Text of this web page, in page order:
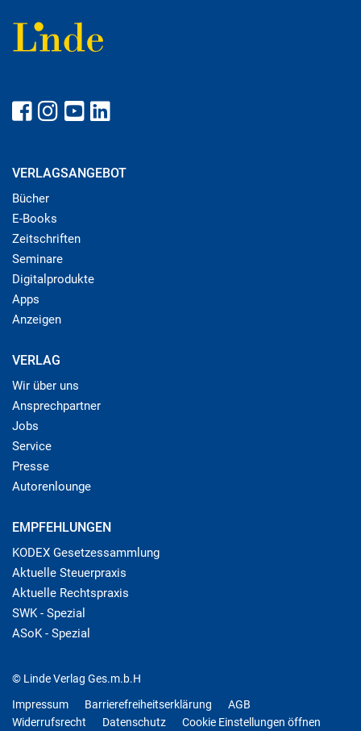
VERLAGSANGEBOT
Bücher
E-Books
Zeitschriften
Seminare
Digitalprodukte
Apps
Anzeigen
VERLAG
Wir über uns
Ansprechpartner
Jobs
Service
Presse
Autorenlounge
EMPFEHLUNGEN
KODEX Gesetzessammlung
Aktuelle Steuerpraxis
Aktuelle Rechtspraxis
SWK - Spezial
ASoK - Spezial
© Linde Verlag Ges.m.b.H
Impressum
Barrierefreiheitserklärung
AGB
Widerrufsrecht
Datenschutz Cookie Einstellungen öffnen